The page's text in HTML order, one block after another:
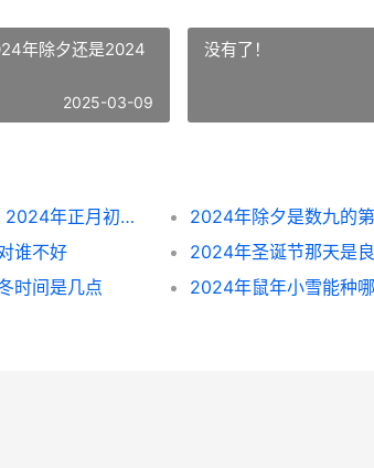
年除夕还是2024
2025-03-09
没有了！
2024年正月初二出生的人命运 2024年正月初二祝福话语
谁不好
时间是几点